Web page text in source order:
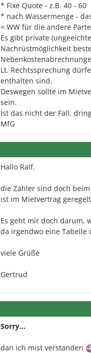
* Fixe Quote - z.B. 40 - 60
* nach Wassermenge -
= WW für die andere
Es gibt private
Nachrüstmöglichkeit
Lt. Rechtssprechung
enthalten sind.
Deswegen sollte im
sein.
Ist das nicht der Fall,
MfG
Hallo Ralf,
die Zähler sind doch
ist im Mietvertrag
Es geht mir doch darum,
da irgendwo eine Tabelle
viele Grüße
Gertrud
Sorry...
dan ich mist verstanden